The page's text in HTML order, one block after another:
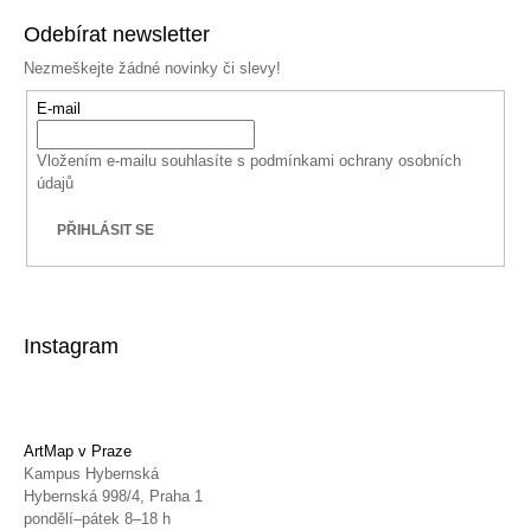
Odebírat newsletter
Nezmeškejte žádné novinky či slevy!
E-mail
Vložením e-mailu souhlasíte s podmínkami ochrany osobních
údajů
PŘIHLÁSIT SE
Instagram
ArtMap v Praze
Kampus Hybernská
Hybernská 998/4, Praha 1
pondělí–pátek 8–18 h